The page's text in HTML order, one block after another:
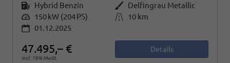
Kraftstoff Hybrid Benzin Außenfarbe Delfingrau Metallic
Leistung 150 kW (204 PS) Kilometerstand
10 km
01.12.2025
47.495,– €
incl. 19% MwSt.
Details